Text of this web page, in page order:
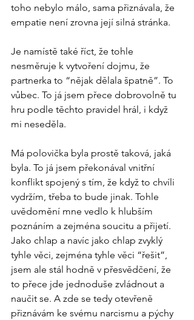
toho nebylo málo, sama přiznávala, že
empatie není zrovna její silná stránka.
Je namístě také říct, že tohle
nesměruje k vytvoření dojmu, že
partnerka to “nějak dělala špatně”. To
vůbec. To já jsem přece dobrovolně tu
hru podle těchto pravidel hrál, i když
mi neseděla.
Má polovička byla prostě taková, jaká
byla. To já jsem překonával vnitřní
konflikt spojený s tím, že když to chvíli
vydržím, třeba to bude jinak. Tohle
uvědomění mne vedlo k hlubším
poznáním a zejména soucitu a přijetí.
Jako chlap a navíc jako chlap zvyklý
tyhle věci, zejména tyhle věci “řešit”,
jsem ale stál hodně v přesvědčení, že
to přece jde jednoduše zvládnout a
naučit se. A zde se tedy otevřeně
přiznávám ke svému narcismu a pýchy